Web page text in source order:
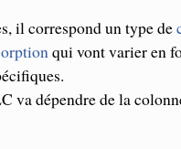
il correspond un type de
qui vont varier en
va dépendre de la